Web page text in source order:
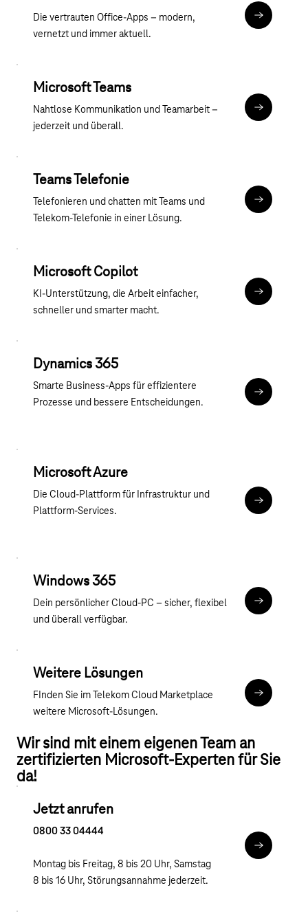
Die vertrauten Office-Apps – modern,
vernetzt und immer aktuell.
Mehr
Microsoft Teams
Nahtlose Kommunikation und Teamarbeit –
jederzeit und überall.
Mehr
Teams Telefonie
Telefonieren und chatten mit Teams und
Telekom-Telefonie in einer Lösung.
Mehr
Microsoft Copilot
KI-Unterstützung, die Arbeit einfacher,
schneller und smarter macht.
Mehr
Dynamics 365
Smarte Business-Apps für effizientere
Prozesse und bessere Entscheidungen.
Mehr
Microsoft Azure
Die Cloud-Plattform für Infrastruktur und
Plattform-Services.
Mehr
Windows 365
Dein persönlicher Cloud-PC – sicher, flexibel
und überall verfügbar.
Mehr
Weitere Lösungen
FInden Sie im Telekom Cloud Marketplace
weitere Microsoft-Lösungen.
Mehr
Wir sind mit einem eigenen Team an
zertifizierten Microsoft-Experten für Sie
da!
Jetzt anrufen
0800 33 04444
Montag bis Freitag, 8 bis 20 Uhr, Samstag
8 bis 16 Uhr, Störungsannahme jederzeit.
tel:0800